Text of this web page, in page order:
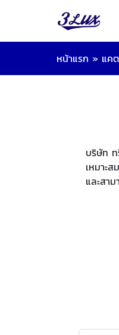
หน้าแรก » แค
บริษัท ท
เหมาะ
และสา